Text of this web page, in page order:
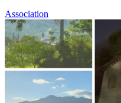
Association